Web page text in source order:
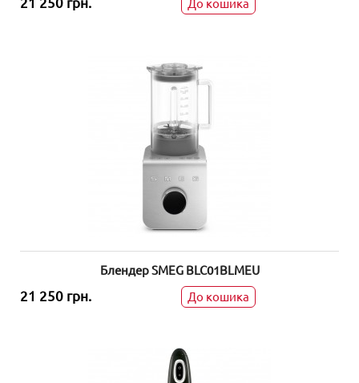
До кошика
Блендер SMEG BLC01BLMEU
21 250 грн. До кошика